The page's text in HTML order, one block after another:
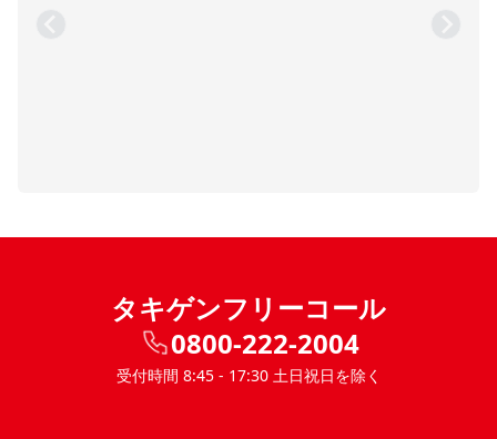
タキゲンフリーコール
0800-222-2004
受付時間 8:45 - 17:30 土日祝日を除く